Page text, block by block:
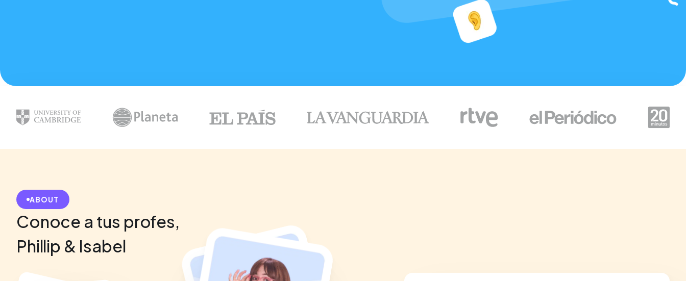
ABOUT
Conoce a tus profes,
Phillip & Isabel